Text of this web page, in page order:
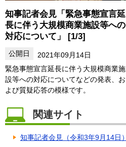
知事記者会見「緊急事態宣言延
長に伴う大規模商業施設等への
対応について」 [1/3]
2021年09月14日
緊急事態宣言延長に伴う大規模商業施
設等への対応についてなどの発表、お
よび質疑応答の模様です。
関連サイト
知事記者会見（令和3年9月14日）